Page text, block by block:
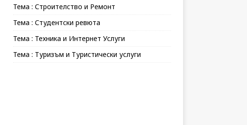
Тема : Строителство и Ремонт
Тема : Студентски ревюта
Тема : Техника и Интернет Услуги
Тема : Туризъм и Туристически услуги